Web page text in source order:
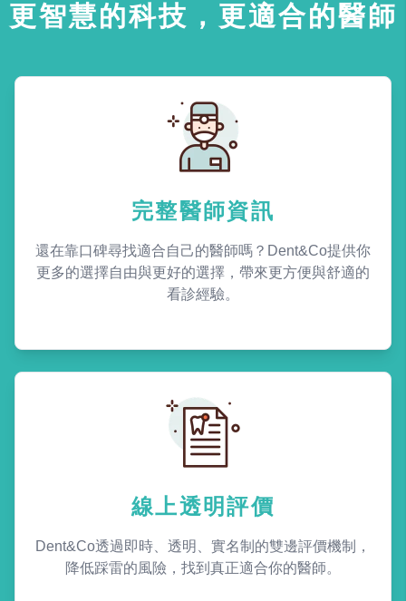
更智慧的科技，更適合的醫師
完整醫師資訊
還在靠口碑尋找適合自己的醫師嗎？Dent&Co提供你
更多的選擇自由與更好的選擇，帶來更方便與舒適的
看診經驗。
線上透明評價
Dent&Co透過即時、透明、實名制的雙邊評價機制，
降低踩雷的風險，找到真正適合你的醫師。